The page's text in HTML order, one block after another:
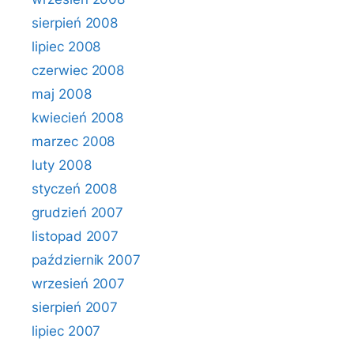
sierpień 2008
lipiec 2008
czerwiec 2008
maj 2008
kwiecień 2008
marzec 2008
luty 2008
styczeń 2008
grudzień 2007
listopad 2007
październik 2007
wrzesień 2007
sierpień 2007
lipiec 2007